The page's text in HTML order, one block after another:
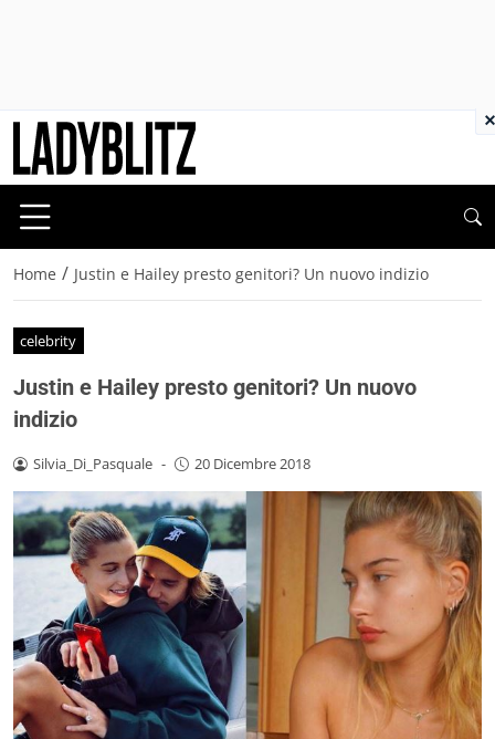
Home / Justin e Hailey presto genitori? Un nuovo indizio
celebrity
Justin e Hailey presto genitori? Un nuovo
indizio
Silvia_Di_Pasquale - 20 Dicembre 2018
×